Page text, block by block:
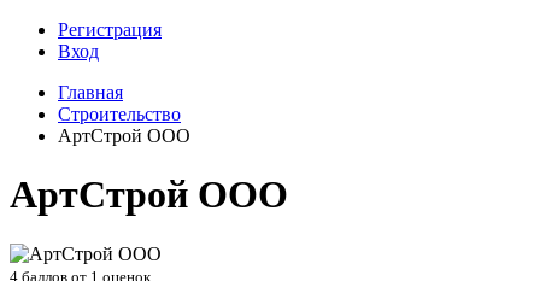
Регистрация
Вход
Главная
Строительство
АртСтрой ООО
АртСтрой ООО
4 баллов от 1 оценок